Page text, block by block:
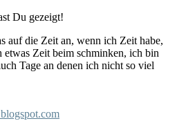
Du gezeigt!
auf die Zeit an, wenn ich Zeit habe,
etwas Zeit beim schminken, ich bin
Tage an denen ich nicht so viel